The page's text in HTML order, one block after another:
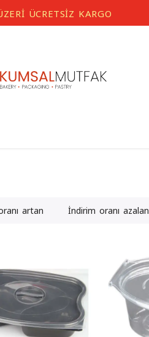
ÜCRETSİZ KARGO
artan İndirim oranı azalan